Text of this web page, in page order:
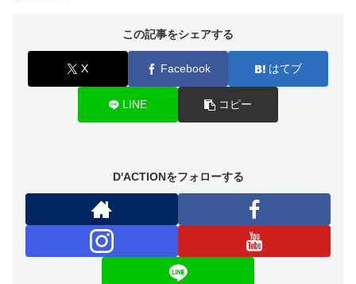
この記事をシェアする
X Facebook はてブ
LINE コピー
D'ACTIONをフォローする